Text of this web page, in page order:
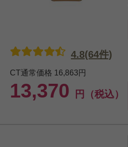
CT通常価格 16,863円
13,370 円（税込）
4.8(64件)